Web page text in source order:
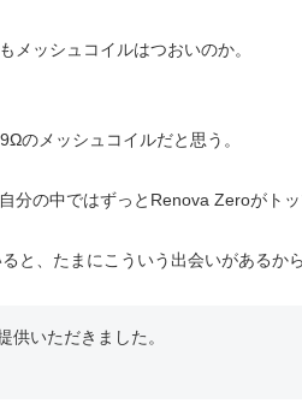
メッシュコイルはつおいのか。
のメッシュコイルだと思う。
分の中ではずっとRenova Zeroがト
と、たまにこういう出会いがあるか
供いただきました。